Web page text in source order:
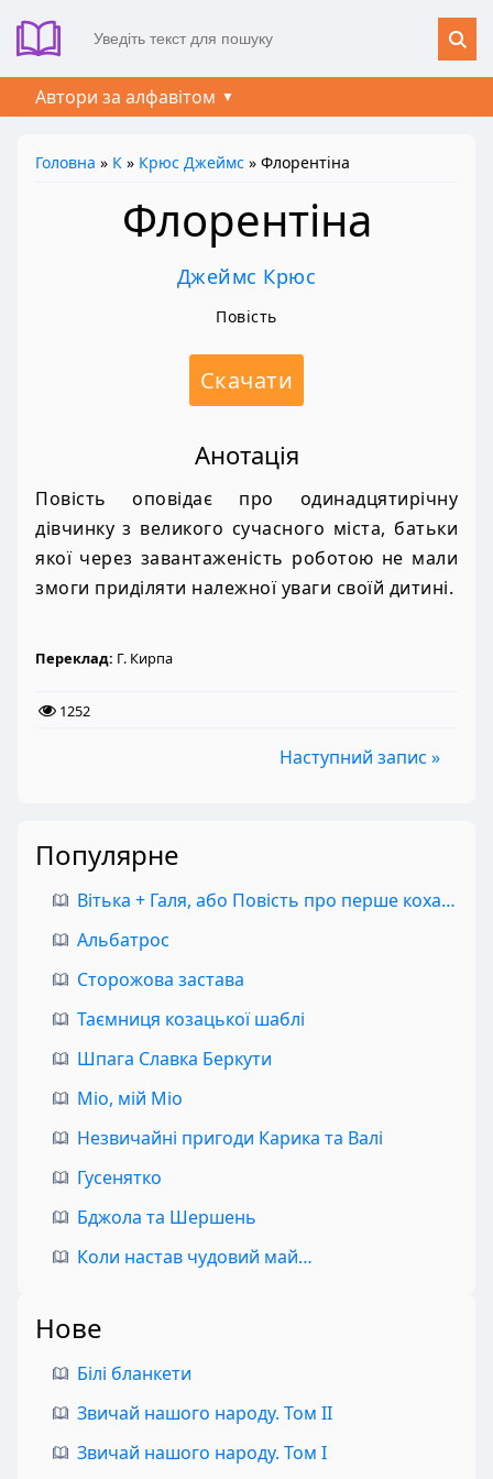
Автори за алфавітом
Головна » К » Крюс Джеймс » Флорентіна
Флорентіна
Джеймс Крюс
Повість
Скачати
Анотація
Повість оповідає про одинадцятирічну
дівчинку з великого сучасного міста, батьки
якої через завантаженість роботою не мали
змоги приділяти належної уваги своїй дитині.
Переклад: Г. Кирпа
1252
Наступний запис »
Популярне
Вітька + Галя, або Повість про перше кохання
Альбатрос
Сторожова застава
Таємниця козацької шаблі
Шпага Славка Беркути
Міо, мій Міо
Незвичайні пригоди Карика та Валі
Гусенятко
Бджола та Шершень
Коли настав чудовий май…
Нове
Білі бланкети
Звичай нашого народу. Том II
Звичай нашого народу. Том I